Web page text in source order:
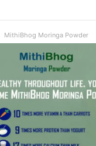
MithiBhog Moringa Powder